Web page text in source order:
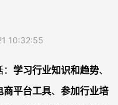
10:32:55
学习行业知识和趋势、
商平台工具、 参加行业培